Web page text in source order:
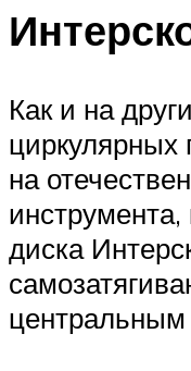
Как и на
циркулярных
на
диска